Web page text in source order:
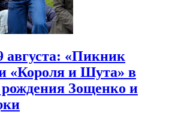
августа: «Пикник
«Короля и Шута» в
Зощенко и